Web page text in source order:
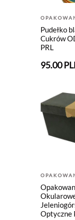
Pudełko
Cukrów
PRL
95.00
Optyczne